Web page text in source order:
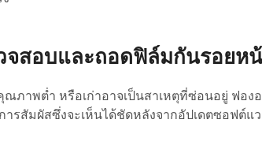
จสอบและถอดฟิล์มกันรอยห
ภาพต่ำ หรือเก่าอาจเป็นสาเหตุที่ซ่อนอยู่ ฟอ
รสัมผัสซึ่งจะเห็นได้ชัดหลังจากอัปเดตซอฟต์แ